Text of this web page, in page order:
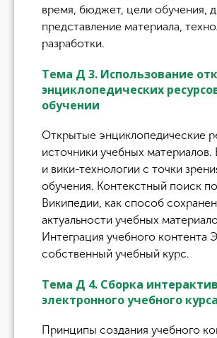
время, бюджет, цели обучения,
представление материала,
разработки.
Тема Д 3. Использование
энциклопедических
обучении
Открытые энциклопедические
источники учебных материалов.
и вики-технологии с точки
обучения. Контекстный поиск по
Википедии, как способ
актуальности учебных
Интеграция учебного контента
собственный учебный курс.
Тема Д 4. Сборка
электронного учебного курса
Принципы создания учебного